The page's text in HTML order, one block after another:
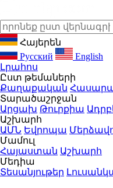
Հայերեն
Русский
English
Լրահոս
Ըստ թեմաների
Քաղաքական
Տարածաշրջան
Արցախ Թուրքիա
Աշխարհ
ԱՄՆ Եվրոպա
Մամուլ
Հայաստան Աշխարհ
Մեդիա
Տեսանյութեր